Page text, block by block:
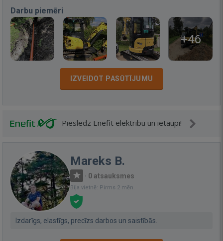
Darbu piemēri
+46
IZVEIDOT PASŪTĪJUMU
Pieslēdz Enefit elektrību un ietaupi!
Mareks B.
· 0 atsauksmes
Bija vietnē: Pirms 2 mēn.
Izdarīgs, elastīgs, precīzs darbos un saistībās.